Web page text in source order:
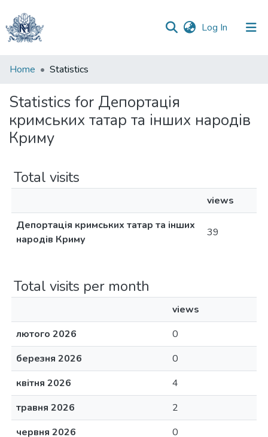
Log In (current)
Communities
Collections
All of DSpace
Home Statistics
Statistics for Депортація
кримських татар та інших народів
Криму
Total visits
views
Депортація кримських татар та інших
народів Криму
39
Total visits per month
views
лютого 2026
0
березня 2026
0
квітня 2026
4
травня 2026
2
червня 2026
0